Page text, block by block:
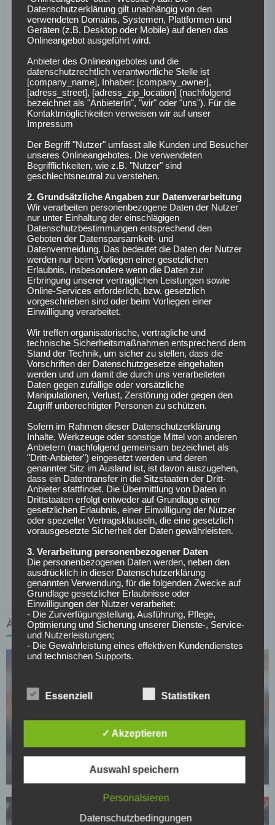
den Strafraum gesetzt, segelte das Spielgerät knapp
vorbei am Freiburger Kasten. Nächste Offensivaktion der
Gastgeber, die aber früh gestört wurde. Eine kleine
Kollision zwischen drei Spielern unterbrach einen
möglichen Angriff von Freiburg an der Seitenlinie. Röhl
hatte dann einen starken Lauf, sprintete in den Strafraum,
konnte aber nicht abschließen. Eine weitere super Aktion
von Augsburg folgte, aber der Schuss von Giannoulis ging
wieder über die Latte.
Kurze Trinkpause, da Matthias Ginter behandelt werden
musste. Er konnte aber weiter am Spielgeschehen
teilnehmen. Freiburg blieb im Ballbesitz, verlor den Ball
fand mit Jensen einen Abnehmer, der den Ball aber per Kopf
über die Latte setzte. Offensivaktion von Freiburg, wo
Giannoulis ein Foul beging und die gelbe Karte kassierte.
Der Freistoß nahe des Sechszehners konnte aber geklärt.
Weiter gehts auf der anderen Seite, wo ein Ball in den
Strafraum geschickt wurde, aber nicht gut geschossen
wurde.
Nullnummer für
beide schmeichelhaft
Nach der Halbzeitpause dürften sowohl Jess Thorup als
auch Julian Schuster nicht wirklich zufrieden sein. Thorups
Augsburger fehlte vor dem Tor die letzte Konsequenz oder
beim Aluminiumtreffer das letzte Glück. Der SC Freiburg
kam offensiv nur selten zum Vorschein. Auch
tabellentechnisch wäre das 0:0 für die Breisgauer äußerst
schmeichelhaft. Stand jetzt würde Mainz 05 nach dem Sieg
gegen RB Leipzig am Samstagnachmittag (2:1) an Freiburg
vorbeiziehen. Der FC Augsburg würde gegenüber
Borussia Dortmund an Boden verlieren und mit drei
Punkten Rückstand auf Platz zehn dastehen.
Weitere News und Transfergerüchte rund um den
deutschen Fußball findest du hier >>
ÄHNLICHE ARTIKEL
Courtois begrüßt Van Bommel als neuen Belgien-
Coach
Datenschutzerklärung gilt unabhängig von den
verwendeten Domains, Systemen, Plattformen und
Geräten (z.B. Desktop oder Mobile) auf denen das
Onlineangebot ausgeführt wird.
Anbieter des Onlineangebotes und die
datenschutzrechtlich verantwortliche Stelle ist
[company_name], Inhaber: [company_owner],
[adress_street], [adress_zip_location] (nachfolgend
bezeichnet als "AnbieterIn", "wir" oder "uns"). Für die
Kontaktmöglichkeiten verweisen wir auf unser
Impressum
Der Begriff "Nutzer" umfasst alle Kunden und Besucher
unseres Onlineangebotes. Die verwendeten
Begrifflichkeiten, wie z.B. "Nutzer" sind
geschlechtsneutral zu verstehen.
2. Grundsätzliche Angaben zur Datenverarbeitung
Wir verarbeiten personenbezogene Daten der Nutzer
nur unter Einhaltung der einschlägigen
Datenschutzbestimmungen entsprechend den
Geboten der Datensparsamkeit- und
Datenvermeidung. Das bedeutet die Daten der Nutzer
werden nur beim Vorliegen einer gesetzlichen
Erlaubnis, insbesondere wenn die Daten zur
Erbringung unserer vertraglichen Leistungen sowie
Online-Services erforderlich, bzw. gesetzlich
vorgeschrieben sind oder beim Vorliegen einer
Einwilligung verarbeitet.
Wir treffen organisatorische, vertragliche und
technische Sicherheitsmaßnahmen entsprechend dem
Stand der Technik, um sicher zu stellen, dass die
Vorschriften der Datenschutzgesetze eingehalten
werden und um damit die durch uns verarbeiteten
Daten gegen zufällige oder vorsätzliche
Manipulationen, Verlust, Zerstörung oder gegen den
Zugriff unberechtigter Personen zu schützen.
Sofern im Rahmen dieser Datenschutzerklärung
Inhalte, Werkzeuge oder sonstige Mittel von anderen
Anbietern (nachfolgend gemeinsam bezeichnet als
"Dritt-Anbieter") eingesetzt werden und deren
genannter Sitz im Ausland ist, ist davon auszugehen,
dass ein Datentransfer in die Sitzstaaten der Dritt-
Anbieter stattfindet. Die Übermittlung von Daten in
Drittstaaten erfolgt entweder auf Grundlage einer
gesetzlichen Erlaubnis, einer Einwilligung der Nutzer
oder spezieller Vertragsklauseln, die eine gesetzlich
vorausgesetzte Sicherheit der Daten gewährleisten.
3. Verarbeitung personenbezogener Daten
Die personenbezogenen Daten werden, neben den
ausdrücklich in dieser Datenschutzerklärung
genannten Verwendung, für die folgenden Zwecke auf
Grundlage gesetzlicher Erlaubnisse oder
Einwilligungen der Nutzer verarbeitet:
- Die Zurverfügungstellung, Ausführung, Pflege,
Optimierung und Sicherung unserer Dienste-, Service-
und Nutzerleistungen;
- Die Gewährleistung eines effektiven Kundendienstes
und technischen Supports.
wenn dies für Abrechnungszwecke notwendig ist (z.B.
an einen Zahlungsdienstleister) oder für andere
vertraglichen Verpflichtungen gegenüber den Nutzern
zu erfüllen (z.B. Adressmitteilung an Lieferanten).
Bei der Kontaktaufnahme mit uns (per Kontaktformular
oder Email) werden die Angaben des Nutzers zwecks
Bearbeitung der Anfrage sowie für den Fall, dass
Anschlussfragen entstehen, gespeichert.
Personenbezogene Daten werden gelöscht, sofern sie
ihren Verwendungszweck erfüllt haben und der
Löschung keine Aufbewahrungspflichten
entgegenstehen.
Essenziell Statistiken
✓ Akzeptieren
Auswahl speichern
Personalsieren
Datenschutzbedingungen